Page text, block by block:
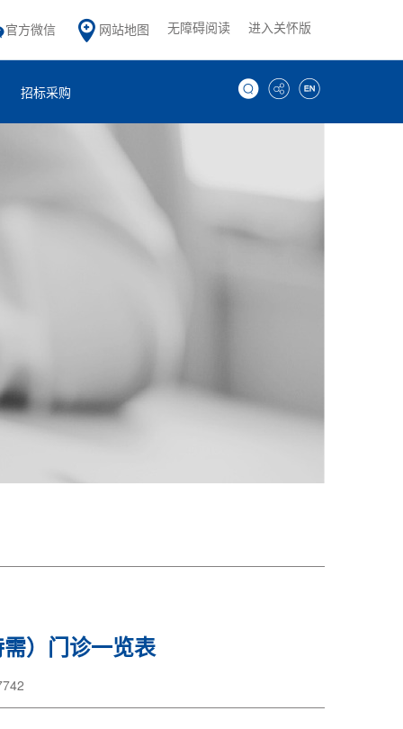
官方微信 网站地图 无障碍阅读 进入关怀版
招标采购
）门诊一览表